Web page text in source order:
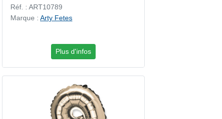
Réf. : ART10789
Marque : Arty Fetes
Plus d'infos